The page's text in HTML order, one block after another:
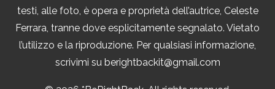
testi, alle foto, è opera e proprietà dell’autrice, Celeste
Ferrara, tranne dove esplicitamente segnalato. Vietato
l’utilizzo e la riproduzione. Per qualsiasi informazione,
scrivimi su berightbackit@gmail.com